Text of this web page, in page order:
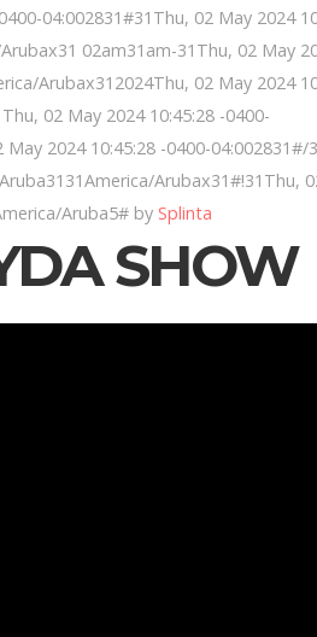
04:002831#31Thu, 02 May 2024
02am31am-31Thu, 02 May
Arubax312024Thu, 02 May 2024
02 May 2024 10:45:28 -0400-
2024 10:45:28 -0400-04:002831#/
Arubax31#!31Thu,
Aruba5# by Splinta
SHOW